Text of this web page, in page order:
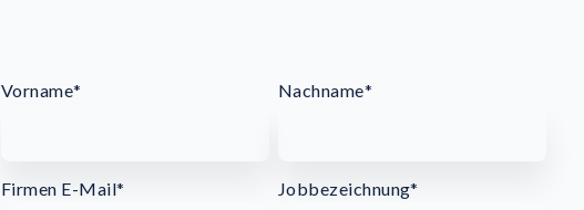
Vorname* Nachname*
Firmen E-Mail* Jobbezeichnung*